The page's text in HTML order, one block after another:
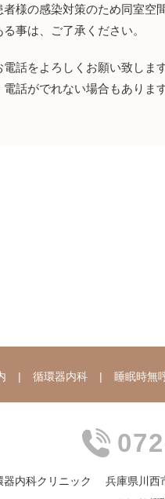
様の感染対策のため同室空
事は、ご了承ください。
話をよろしくお願い致します
話がでれない場合もありま
循環器内科 睡眠時無
器内科クリニック 兵庫県川西